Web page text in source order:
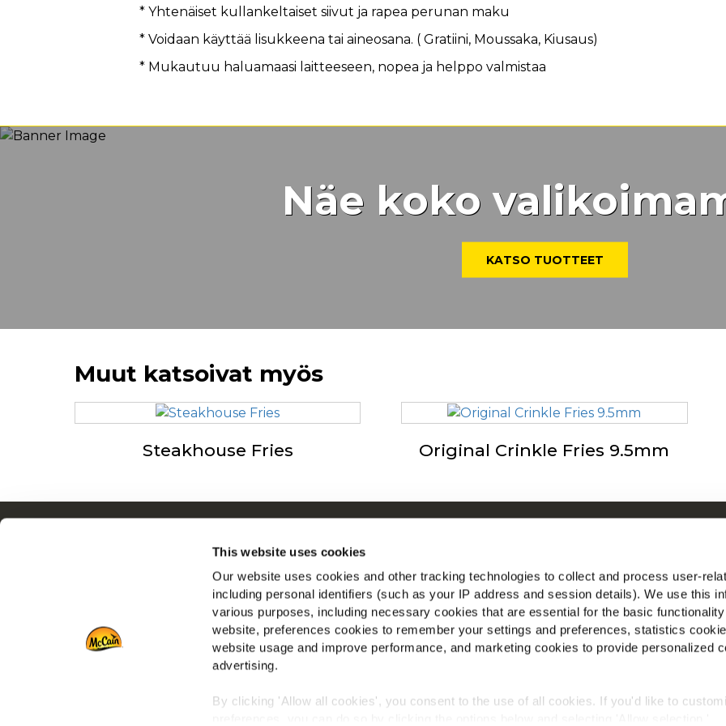
This website uses cookies
Our website uses cookies and other tracking technologies to collect and process user-
including personal identifiers (such as your IP address and session details). We use this
various purposes, including necessary cookies that are essential for the basic
website, preferences cookies to remember your settings and preferences, statistics
website usage and improve performance, and marketing cookies to provide personalized
advertising.
By clicking 'Allow all cookies', you consent to the use of all cookies. If you'd like to
* Yhtenäiset kullankeltaiset siivut ja rapea perunan maku
* Voidaan käyttää lisukkeena tai aineosana. ( Gratiini, Moussaka, Kiusaus)
* Mukautuu haluamaasi laitteeseen, nopea ja helppo valmistaa
Näe koko
KATSO TUOTTEET
Muut katsoivat myös
Steakhouse Fries Original Crinkle Fries 9.5mm
Inspiraatiot
Lataukset
Työpaikat